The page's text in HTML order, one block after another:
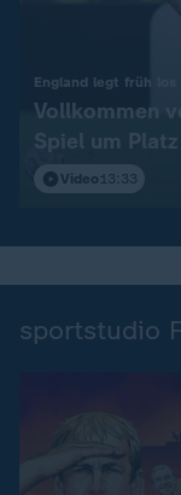
England legt früh los
Vollkommen
Spiel um
Video 13:33
sportstudio